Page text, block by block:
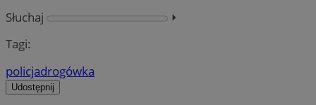
Słuchaj
⏵︎
Tagi:
policjadrogówka
Udostępnij